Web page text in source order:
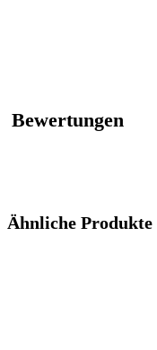
Bewertungen
Ähnliche Produkte